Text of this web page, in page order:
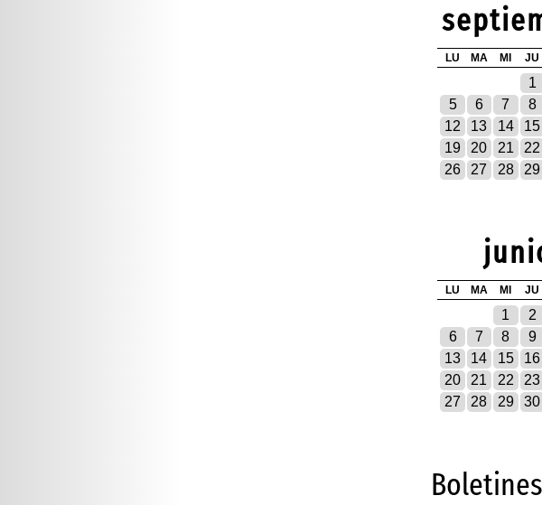
LU MA MI JU
1
5
6 7 8
12
13 14 15
19
20 21 22
26
27 28 29
LU MA MI JU
1 2
6
7 8 9
13
14 15 16
20
21 22 23
27
28 29 30
Boletines